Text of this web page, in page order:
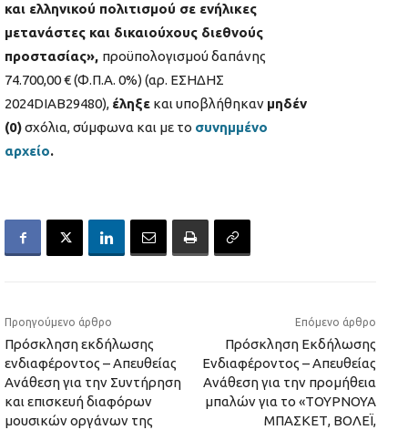
και ελληνικού πολιτισμού σε ενήλικες
μετανάστες και δικαιούχους διεθνούς
προστασίας», προϋπολογισμού δαπάνης
74.700,00 € (Φ.Π.Α. 0%) (αρ. ΕΣΗΔΗΣ
2024DIAB29480), έληξε και υποβλήθηκαν μηδέν
(0)σχόλια, σύμφωνα και με το συνημμένο
αρχείο.
Προηγούμενο άρθρο
Πρόσκληση εκδήλωσης
ενδιαφέροντος – Απευθείας
Ανάθεση για την Συντήρηση
και επισκευή διαφόρων
μουσικών οργάνων της
Επόμενο άρθρο
Πρόσκληση Εκδήλωσης
Ενδιαφέροντος – Aπευθείας
Ανάθεση για την προμήθεια
μπαλών για το «ΤΟΥΡΝΟΥΑ
ΜΠΑΣΚΕΤ, ΒΟΛΕΪ,